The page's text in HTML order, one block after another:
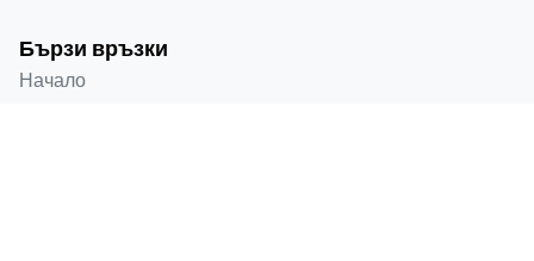
Бързи връзки
Начало